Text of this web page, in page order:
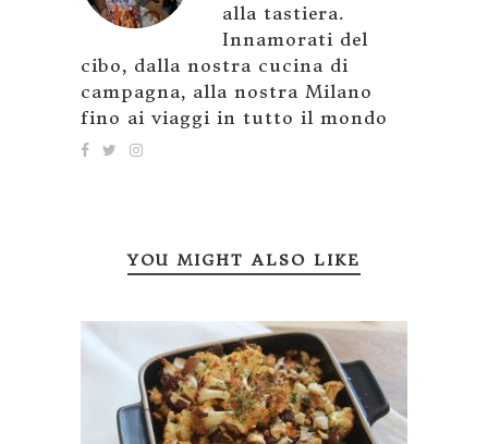
alla tastiera.
Innamorati del
cibo, dalla nostra cucina di
campagna, alla nostra Milano
fino ai viaggi in tutto il mondo
YOU MIGHT ALSO LIKE